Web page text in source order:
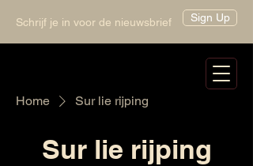
Schrijf je in voor de nieuwsbrief Sign Up
Home Sur lie rijping
Sur lie rijping